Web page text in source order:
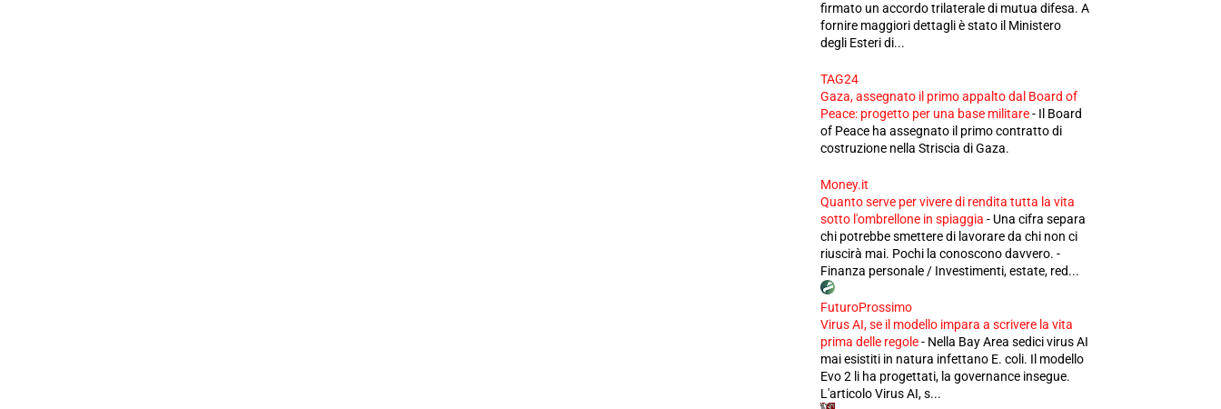
firmato un accordo trilaterale di mutua difesa. A
fornire maggiori dettagli è stato il Ministero
degli Esteri di...
TAG24
Gaza, assegnato il primo appalto dal Board of
Peace: progetto per una base militare- Il Board
of Peace ha assegnato il primo contratto di
costruzione nella Striscia di Gaza.
Money.it
Quanto serve per vivere di rendita tutta la vita
sotto l'ombrellone in spiaggia - Una cifra separa
chi potrebbe smettere di lavorare da chi non ci
riuscirà mai. Pochi la conoscono davvero. -
Finanza personale / Investimenti, estate, red...
FuturoProssimo
Virus AI, se il modello impara a scrivere la vita
prima delle regole- Nella Bay Area sedici virus AI
mai esistiti in natura infettano E. coli. Il modello
Evo 2 li ha progettati, la governance insegue.
L'articolo Virus AI, s...